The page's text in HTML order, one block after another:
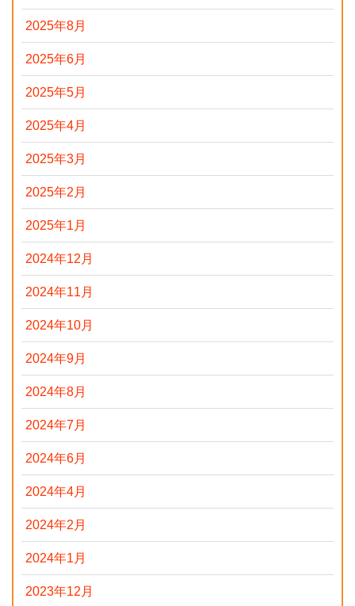
2025年8月
2025年6月
2025年5月
2025年4月
2025年3月
2025年2月
2025年1月
2024年12月
2024年11月
2024年10月
2024年9月
2024年8月
2024年7月
2024年6月
2024年4月
2024年2月
2024年1月
2023年12月